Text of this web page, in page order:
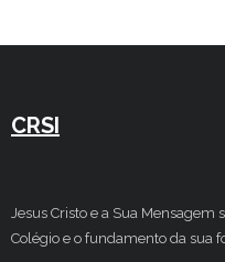
CRSI
Jesus Cristo e a Sua Mensagem
Colégio e o fundamento da sua